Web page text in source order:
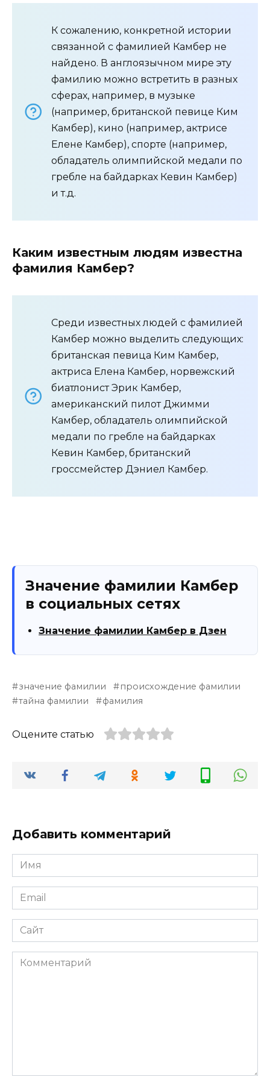
К сожалению, конкретной истории
связанной с фамилией Камбер не
найдено. В англоязычном мире эту
фамилию можно встретить в разных
сферах, например, в музыке
(например, британской певице Ким
Камбер), кино (например, актрисе
Елене Камбер), спорте (например,
обладатель олимпийской медали по
гребле на байдарках Кевин Камбер)
и т.д.
Каким известным людям известна
фамилия Камбер?
Среди известных людей с фамилией
Камбер можно выделить следующих:
британская певица Ким Камбер,
актриса Елена Камбер, норвежский
биатлонист Эрик Камбер,
американский пилот Джимми
Камбер, обладатель олимпийской
медали по гребле на байдарках
Кевин Камбер, британский
гроссмейстер Дэниел Камбер.
Значение фамилии Камбер
в социальных сетях
Значение фамилии Камбер в Дзен
значение фамилии
происхождение фамилии
тайна фамилии
фамилия
Оцените статью
Добавить комментарий
Имя
*
Email
*
Сайт
Комментарий